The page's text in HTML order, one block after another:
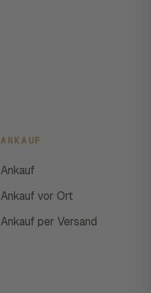
ANKAUF
Ankauf
Ankauf vor Ort
Ankauf per Versand